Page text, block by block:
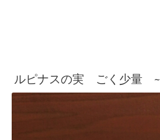
ルピナスの実 ごく少量